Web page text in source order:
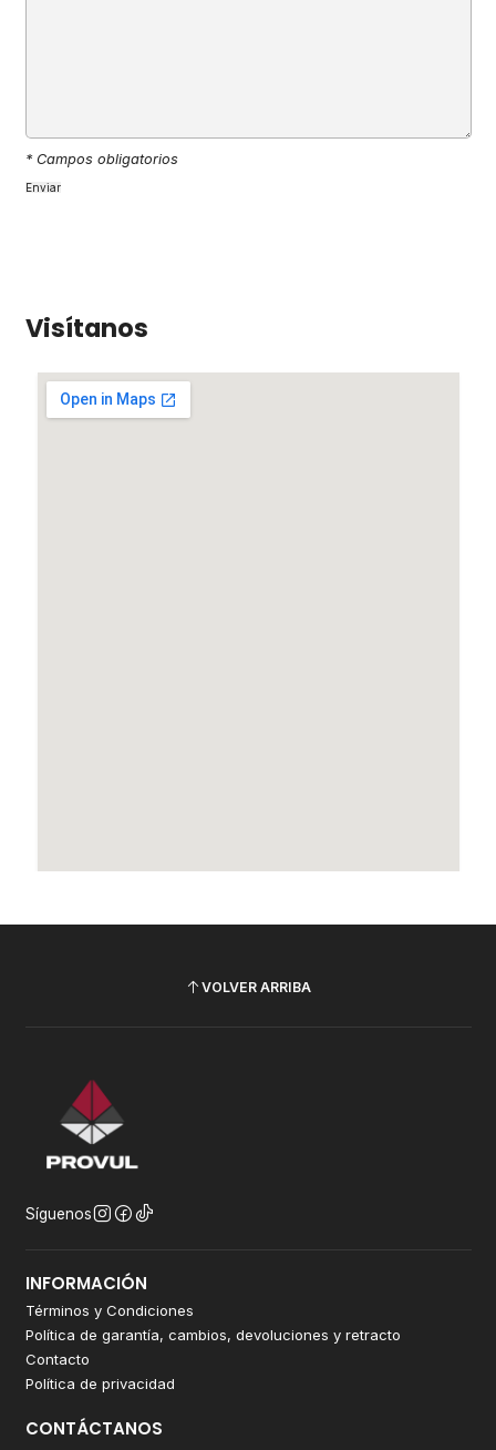
* Campos obligatorios
Visítanos
VOLVER ARRIBA
Síguenos
INFORMACIÓN
Términos y Condiciones
Política de garantía, cambios, devoluciones y retracto
Contacto
Política de privacidad
CONTÁCTANOS